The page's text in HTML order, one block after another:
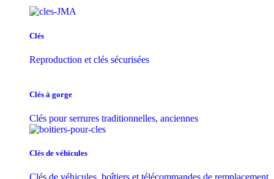
Clés
Reproduction et clés sécurisées
Clés à gorge
Clés pour serrures traditionnelles, anciennes
Clés de véhicules